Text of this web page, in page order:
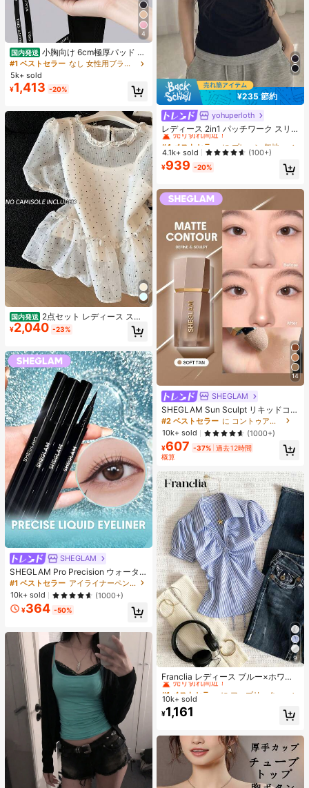
4
国内発送 小胸向け 6cm極厚パッド 盛
りブラ ノンワイヤー 谷間メイク シ
ームレス ボリュームアップ 美胸フィ
ット ブラジャー
#1 ベストセラー
なし 女性用ブラジャーとブラレット
5k+ sold
¥1,413 -20%
国内発送 2点セット レディース スイ
ートスタイル 水玉模様 メッシュ フ
リル パフスリーブ クロップトップ
ップス 半袖 ドット柄 ショート丈 透
け感 シースルー ガーリー 大人可愛
い フェミニン 春夏
¥2,040 -23%
SHEGLAM
SHEGLAM Pro Precision ウォータ
ープルーフリキッドアイライナー-Bl
ack 女性と女の子のためのブランド
ビューティーコスメメイクアップ
#1 ベストセラー
アイライナーペンシル アイライナー
10k+ sold
(1000+)
¥364 -50%
¥235 節約
yohuperloth
レディース 2in1 パッチワーク スリ
ムフィット 多用途 カジュアル 半袖T
シャツ ブラック 夏用
#4 ベストセラー
売り切れ間近！
#4 ベストセラー
売り切れ間近！
#4 ベストセラー
売り切れ間近！
#4 ベストセラー
に プレーン 無地のカジュアルTシャツ
4.1k+ sold (100+)
¥939 -20%
14
SHEGLAM
SHEGLAM Sun Sculpt リキッドコン
ター-Soft Tan ノーズシャドウ シェ
ーディング 女性と女の子のためのブ
ランドビューティーコスメメイクア
ップ
#2 ベストセラー
に コントゥア＆ブロンザー
10k+ sold
(1000+)
¥607 -37% 過去12時間
概算
9
Franclia レディース ブルー×ホワイ
ト ストライプ ボタン付きシャーリン
グ Vネックシャツ 夏向け エフォート
レスシック ブラウス 通学・新学期向
け 春カジュアル
#1 ベストセラー
に ファブリック 柔らかなオフィスブラウス
売り切れ間近！
#1 ベストセラー
売り切れ間近！
#1 ベストセラー
売り切れ間近！
#1 ベストセラー
に ファブリック 柔らかなオフィスブラウス
10k+ sold
¥1,161